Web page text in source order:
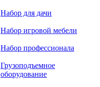
Набор для дачи
Набор игровой мебели
Набор профессионала
Грузоподъемное
оборудование